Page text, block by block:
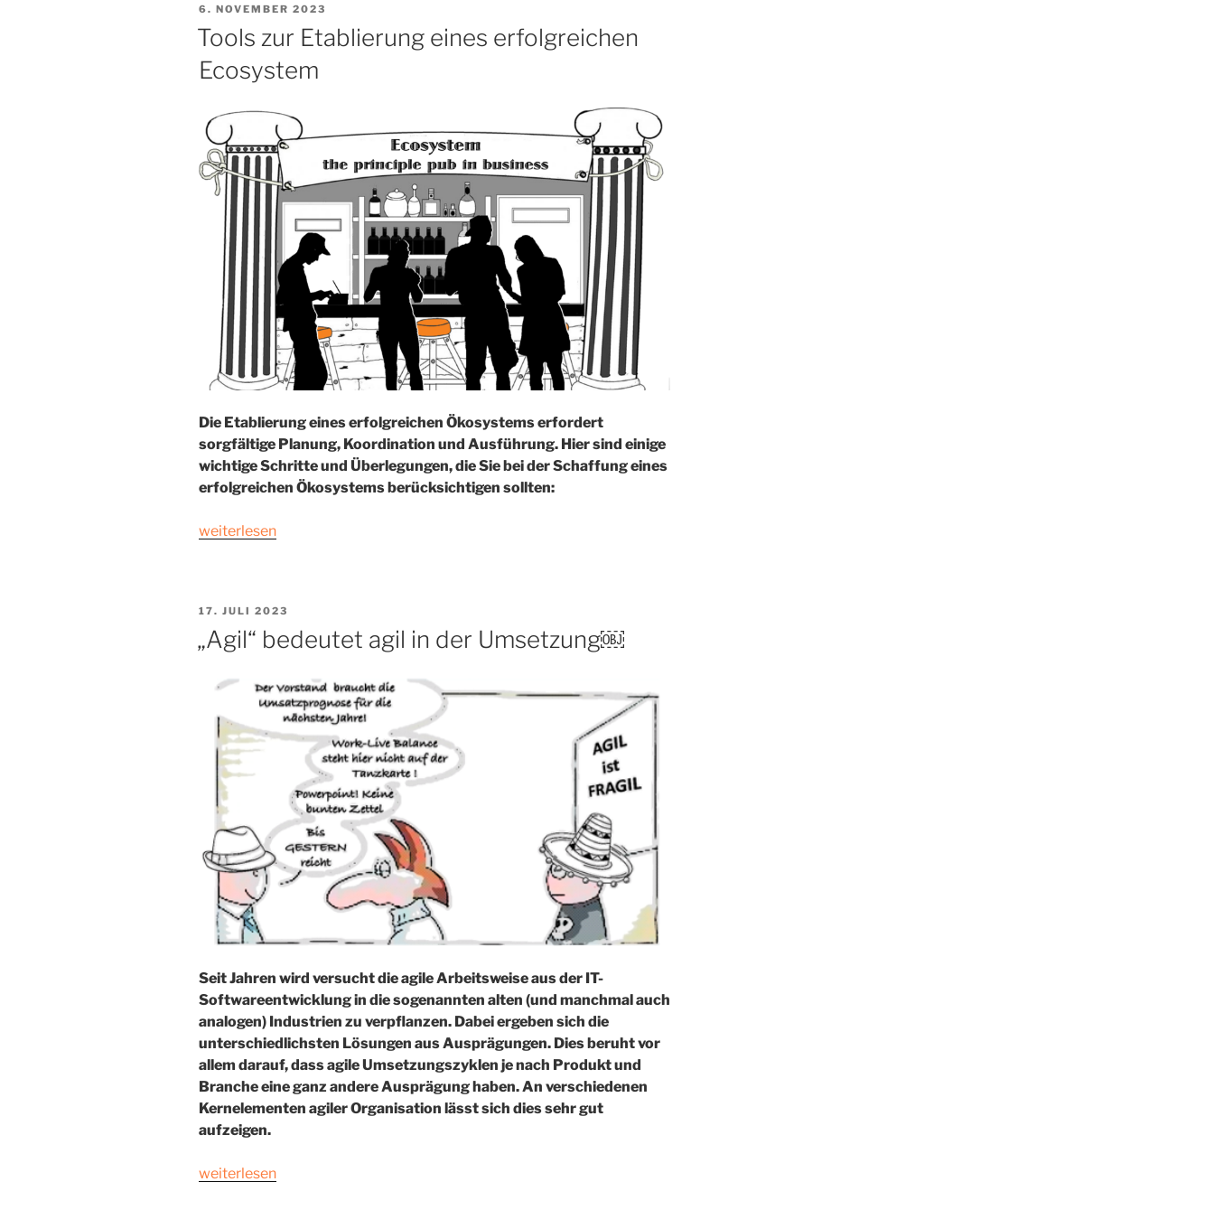
im
Beruf
und
wie
man
aus
diesem
Teufelskreis
heraus?“
VERÖFFENTLICHT
AM
6. NOVEMBER 2023
Tools zur Etablierung eines erfolgreichen
Ecosystem
Die Etablierung eines erfolgreichen Ökosystems erfordert
sorgfältige Planung, Koordination und Ausführung. Hier sind einige
wichtige Schritte und Überlegungen, die Sie bei der Schaffung eines
erfolgreichen Ökosystems berücksichtigen sollten:
„Tools
erfolgreichen
Ecosystem“
weiterlesen
VERÖFFENTLICHT
AM
17. JULI 2023
„Agil“ bedeutet agil in der Umsetzung￼
Seit Jahren wird versucht die agile Arbeitsweise aus der IT-
Softwareentwicklung in die sogenannten alten (und manchmal auch
analogen) Industrien zu verpflanzen. Dabei ergeben sich die
unterschiedlichsten Lösungen aus Ausprägungen. Dies beruht vor
allem darauf, dass agile Umsetzungszyklen je nach Produkt und
Branche eine ganz andere Ausprägung haben. An verschiedenen
Kernelementen agiler Organisation lässt sich dies sehr gut
aufzeigen.
„„Agil“
weiterlesen